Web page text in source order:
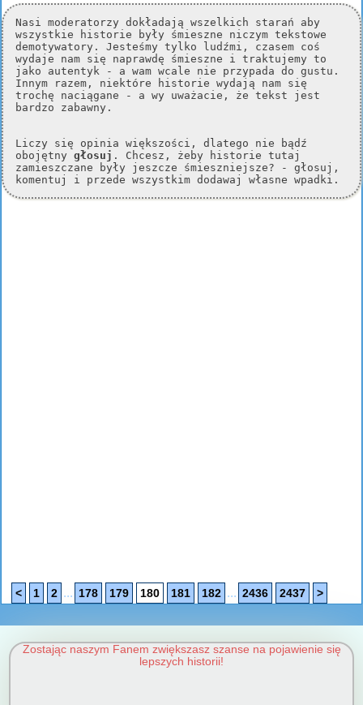
Nasi moderatorzy dokładają wszelkich starań aby
wszystkie historie były śmieszne niczym tekstowe
demotywatory. Jesteśmy tylko ludźmi, czasem coś
wydaje nam się naprawdę śmieszne i traktujemy to
jako autentyk - a wam wcale nie przypada do gustu.
Innym razem, niektóre historie wydają nam się
trochę naciągane - a wy uważacie, że tekst jest
bardzo zabawny.
Liczy się opinia większości, dlatego nie bądź
obojętny głosuj . Chcesz, żeby historie tutaj
zamieszczane były jeszcze śmieszniejsze? - głosuj,
komentuj i przede wszystkim dodawaj własne wpadki.
< 1 2 ... 178 179 180 181 182 ... 2436 2437 >
Zostając naszym Fanem zwiększasz szanse na pojawienie się
lepszych historii!